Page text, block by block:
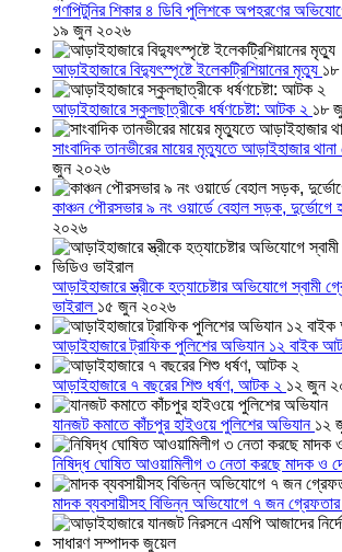
গণপিটুনির শিকার ৪ ডিবি পুলিশকে অপহরণের
১৯ জুন ২০২৬
আড়াইহাজারে বিদ্যুৎস্পৃষ্টে ইলেকট্রিশিয়ানের মৃত্যু
আড়াইহাজারে স্কুলছাত্রীকে ধর্ষণচেষ্টা: আটক ২ ১৮
সাংবাদিক তানভীরের মায়ের মৃত্যুতে আড়াইহাজার
জুন ২০২৬
কাঞ্চন পৌরসভার ৯ নং ওয়ার্ডে বেহাল সড়ক, দুর্ভোগে
২০২৬
আড়াইহাজারে স্ত্রীকে হত্যাচেষ্টার অভিযোগে স্বামী
ভাইরাল ১৫ জুন ২০২৬
আড়াইহাজারে ট্রাফিক পুলিশের অভিযান ১২ বাইক
আড়াইহাজারে ৭ বছরের শিশু ধর্ষণ, আটক ২ ১২ জুন
যানজট কমাতে কাঁচপুর হাইওয়ে পুলিশের অভিযান ১২
নিষিদ্ধ ঘোষিত আওয়ামিলীগ ৩ নেতা করছে মাদক ও
মাদক ব্যবসায়ীসহ বিভিন্ন অভিযোগে ৭ জন গ্রেফতার